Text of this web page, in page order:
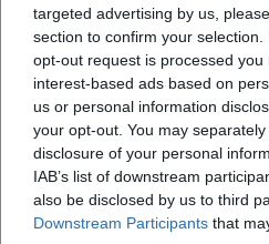
targeted advertising by us,
section to confirm your
opt-out request is processed you
interest-based ads based on
us or personal information
your opt-out. You may
disclosure of your personal
IAB’s list of downstream
also be disclosed by us to third
Downstream Participants that
Wo finde ich das
Was kann ich von der
Wie viel kosten die Tickets?
Ist das Event barrierefrei